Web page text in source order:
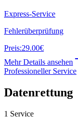
Express-Service
Fehlerüberprüfung
Preis:29.00€
Mehr Details ansehen
Professioneller Service
Datenrettung
1 Service